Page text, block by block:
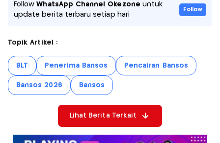
FollowWhatsApp Channel Okezone untuk
update berita terbaru setiap hari
Follow
Topik Artikel :
BLT Penerima Bansos Pencairan Bansos
Bansos 2026 Bansos
Lihat Berita Terkait